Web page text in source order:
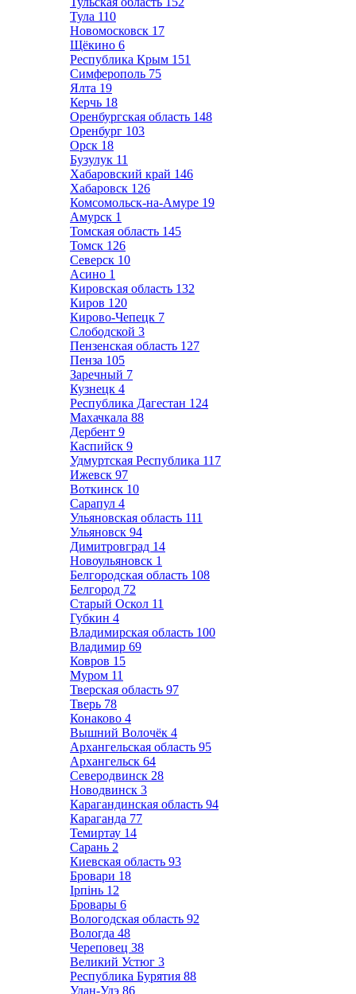
Тула 110
Новомосковск 17
Щёкино 6
Республика Крым 151
Симферополь 75
Ялта 19
Керчь 18
Оренбургская область 148
Оренбург 103
Орск 18
Бузулук 11
Хабаровский край 146
Хабаровск 126
Комсомольск-на-Амуре 19
Амурск 1
Томская область 145
Томск 126
Северск 10
Асино 1
Кировская область 132
Киров 120
Кирово-Чепецк 7
Слободской 3
Пензенская область 127
Пенза 105
Заречный 7
Кузнецк 4
Республика Дагестан 124
Махачкала 88
Дербент 9
Каспийск 9
Удмуртская Республика 117
Ижевск 97
Воткинск 10
Сарапул 4
Ульяновская область 111
Ульяновск 94
Димитровград 14
Новоульяновск 1
Белгородская область 108
Белгород 72
Старый Оскол 11
Губкин 4
Владимирская область 100
Владимир 69
Ковров 15
Муром 11
Тверская область 97
Тверь 78
Конаково 4
Вышний Волочёк 4
Архангельская область 95
Архангельск 64
Северодвинск 28
Новодвинск 3
Карагандинская область 94
Караганда 77
Темиртау 14
Сарань 2
Киевская область 93
Бровари 18
Ірпінь 12
Бровары 6
Вологодская область 92
Вологда 48
Череповец 38
Великий Устюг 3
Республика Бурятия 88
Улан-Удэ 86